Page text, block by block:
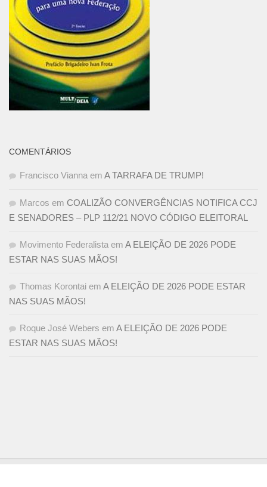
COMENTÁRIOS
Francisco Vianna em A TARRAFA DE TRUMP!
Marcos em COALIZÃO CONVERGÊNCIAS NOTIFICA CCJ
E SENADORES – PLP 112/21 NOVO CÓDIGO ELEITORAL
Movimento Federalista em A ELEIÇÃO DE 2026 PODE
ESTAR NAS SUAS MÃOS!
Thomas Korontai em A ELEIÇÃO DE 2026 PODE ESTAR
NAS SUAS MÃOS!
Roque José Webers em A ELEIÇÃO DE 2026 PODE
ESTAR NAS SUAS MÃOS!